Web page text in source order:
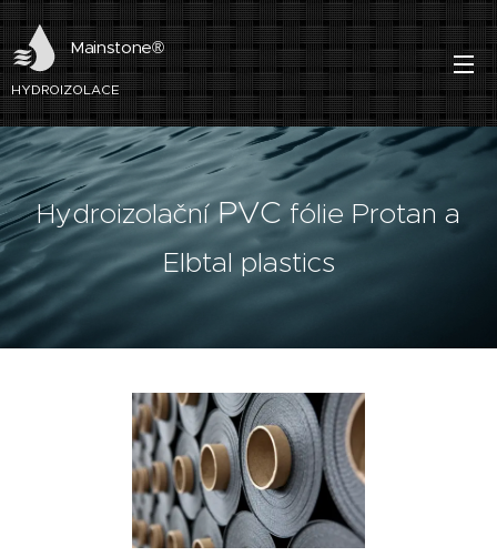
Mainstone®
HYDROIZOLACE
HydroizolačníPVCfólie Protan a
Elbtal plastics